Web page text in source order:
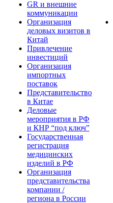
GR и внешние
коммуникации
Организация
деловых визитов в
Китай
Привлечение
инвестиций
Организация
импортных
поставок
Представительство
в Китае
Деловые
мероприятия в РФ
и КНР “под ключ”
Государственная
регистрация
медицинских
изделий в РФ
Организация
представительства
компании /
региона в России